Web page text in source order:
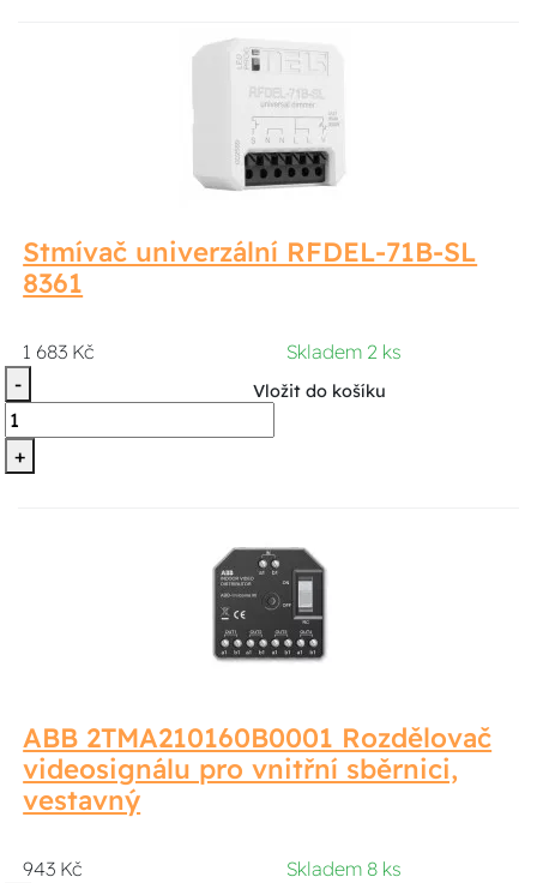
Stmívač univerzální RFDEL-71B-SL
8361
1 683 Kč
Skladem 2 ks
-
+
Vložit do košíku
ABB 2TMA210160B0001 Rozdělovač
videosignálu pro vnitřní sběrnici,
vestavný
943 Kč
Skladem 8 ks